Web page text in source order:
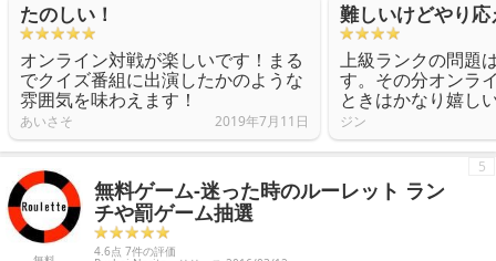
たのしい！
オンライン対戦が楽しいです！まる
でクイズ番組に出演したかのような
雰囲気を味わえます！
あいさそ 2019年7月11日
難しいけどやり
上級ランクの問題
す。その分オンラ
ときはかなり嬉し
ジン
無料ゲーム-迷った時のルーレット ラン
チや罰ゲーム抽選
4.6点 7件の評価
5